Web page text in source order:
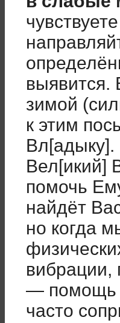
выявится.
зимой
к этим
Вл[адыку].
Вел[икий]
помочь
найдёт
но когда
вибрации,
— помощь
часто